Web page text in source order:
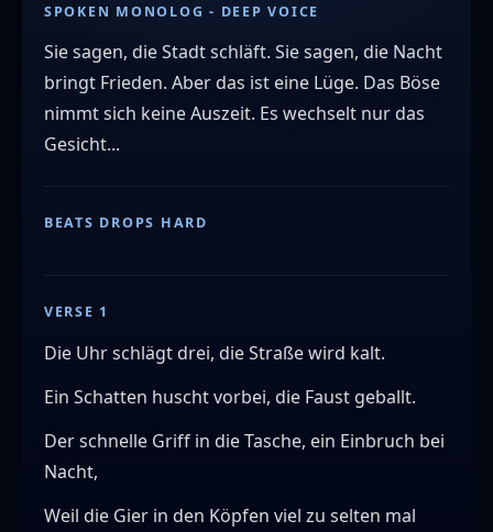
SPOKEN MONOLOG - DEEP VOICE
Sie sagen, die Stadt schläft. Sie sagen, die Nacht
bringt Frieden. Aber das ist eine Lüge. Das Böse
nimmt sich keine Auszeit. Es wechselt nur das
Gesicht...
BEATS DROPS HARD
VERSE 1
Die Uhr schlägt drei, die Straße wird kalt.
Ein Schatten huscht vorbei, die Faust geballt.
Der schnelle Griff in die Tasche, ein Einbruch bei
Nacht,
Weil die Gier in den Köpfen viel zu selten mal